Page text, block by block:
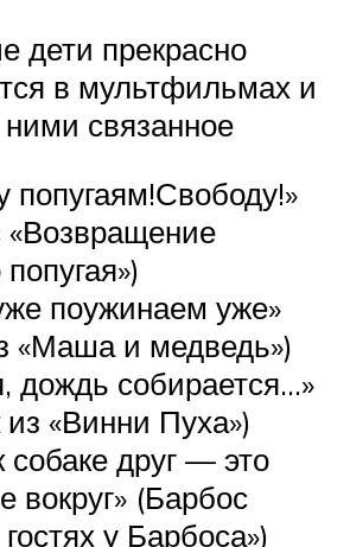
дети прекрасно
в мультфильмах и
связанное
попугаям!Свободу!»
поужинаем уже»
«Маша и медведь»)
дождь собирается…»
из «Винни Пуха»)
собаке друг — это
вокруг» (Барбос
у Барбоса»)